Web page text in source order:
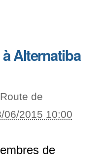
Alternatiba
de
06/2015 10:00
de